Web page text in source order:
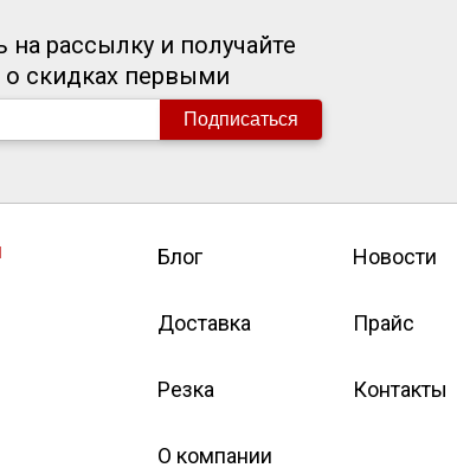
рассылку и получайте
скидках первыми
Подписаться
Блог Новости
Доставка Прайс
Резка Контакты
О компании